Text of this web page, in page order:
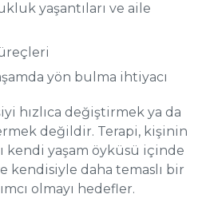
yaşantıları ve aile
yön bulma ihtiyacı
hızlıca değiştirmek ya da
değildir. Terapi, kişinin
kendi yaşam öyküsü içinde
kendisiyle daha temaslı bir
olmayı hedefler.